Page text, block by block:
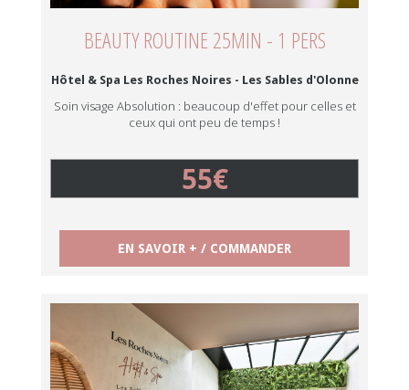
BEAUTY ROUTINE 25MIN - 1 PERS
Hôtel & Spa Les Roches Noires - Les Sables d'Olonne
Soin visage Absolution : beaucoup d'effet pour celles et
ceux qui ont peu de temps !
55€
EN SAVOIR + / COMMANDER